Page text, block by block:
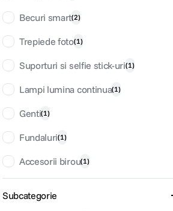
Becuri smart(2)
Trepiede foto(1)
Suporturi si selfie stick-uri(1)
Lampi lumina continua(1)
Genti(1)
Fundaluri(1)
Accesorii birou(1)
Subcategorie